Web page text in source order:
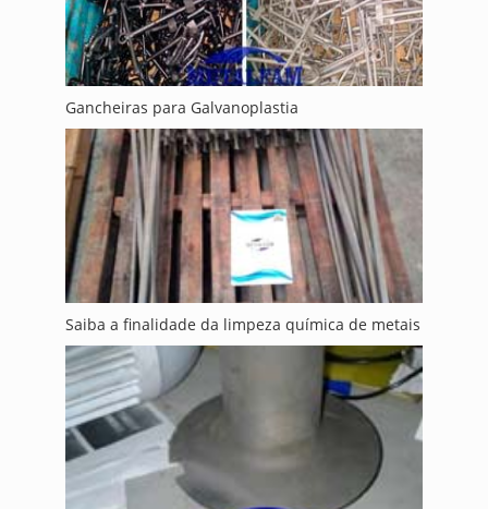
Gancheiras para Galvanoplastia
Saiba a finalidade da limpeza química de metais